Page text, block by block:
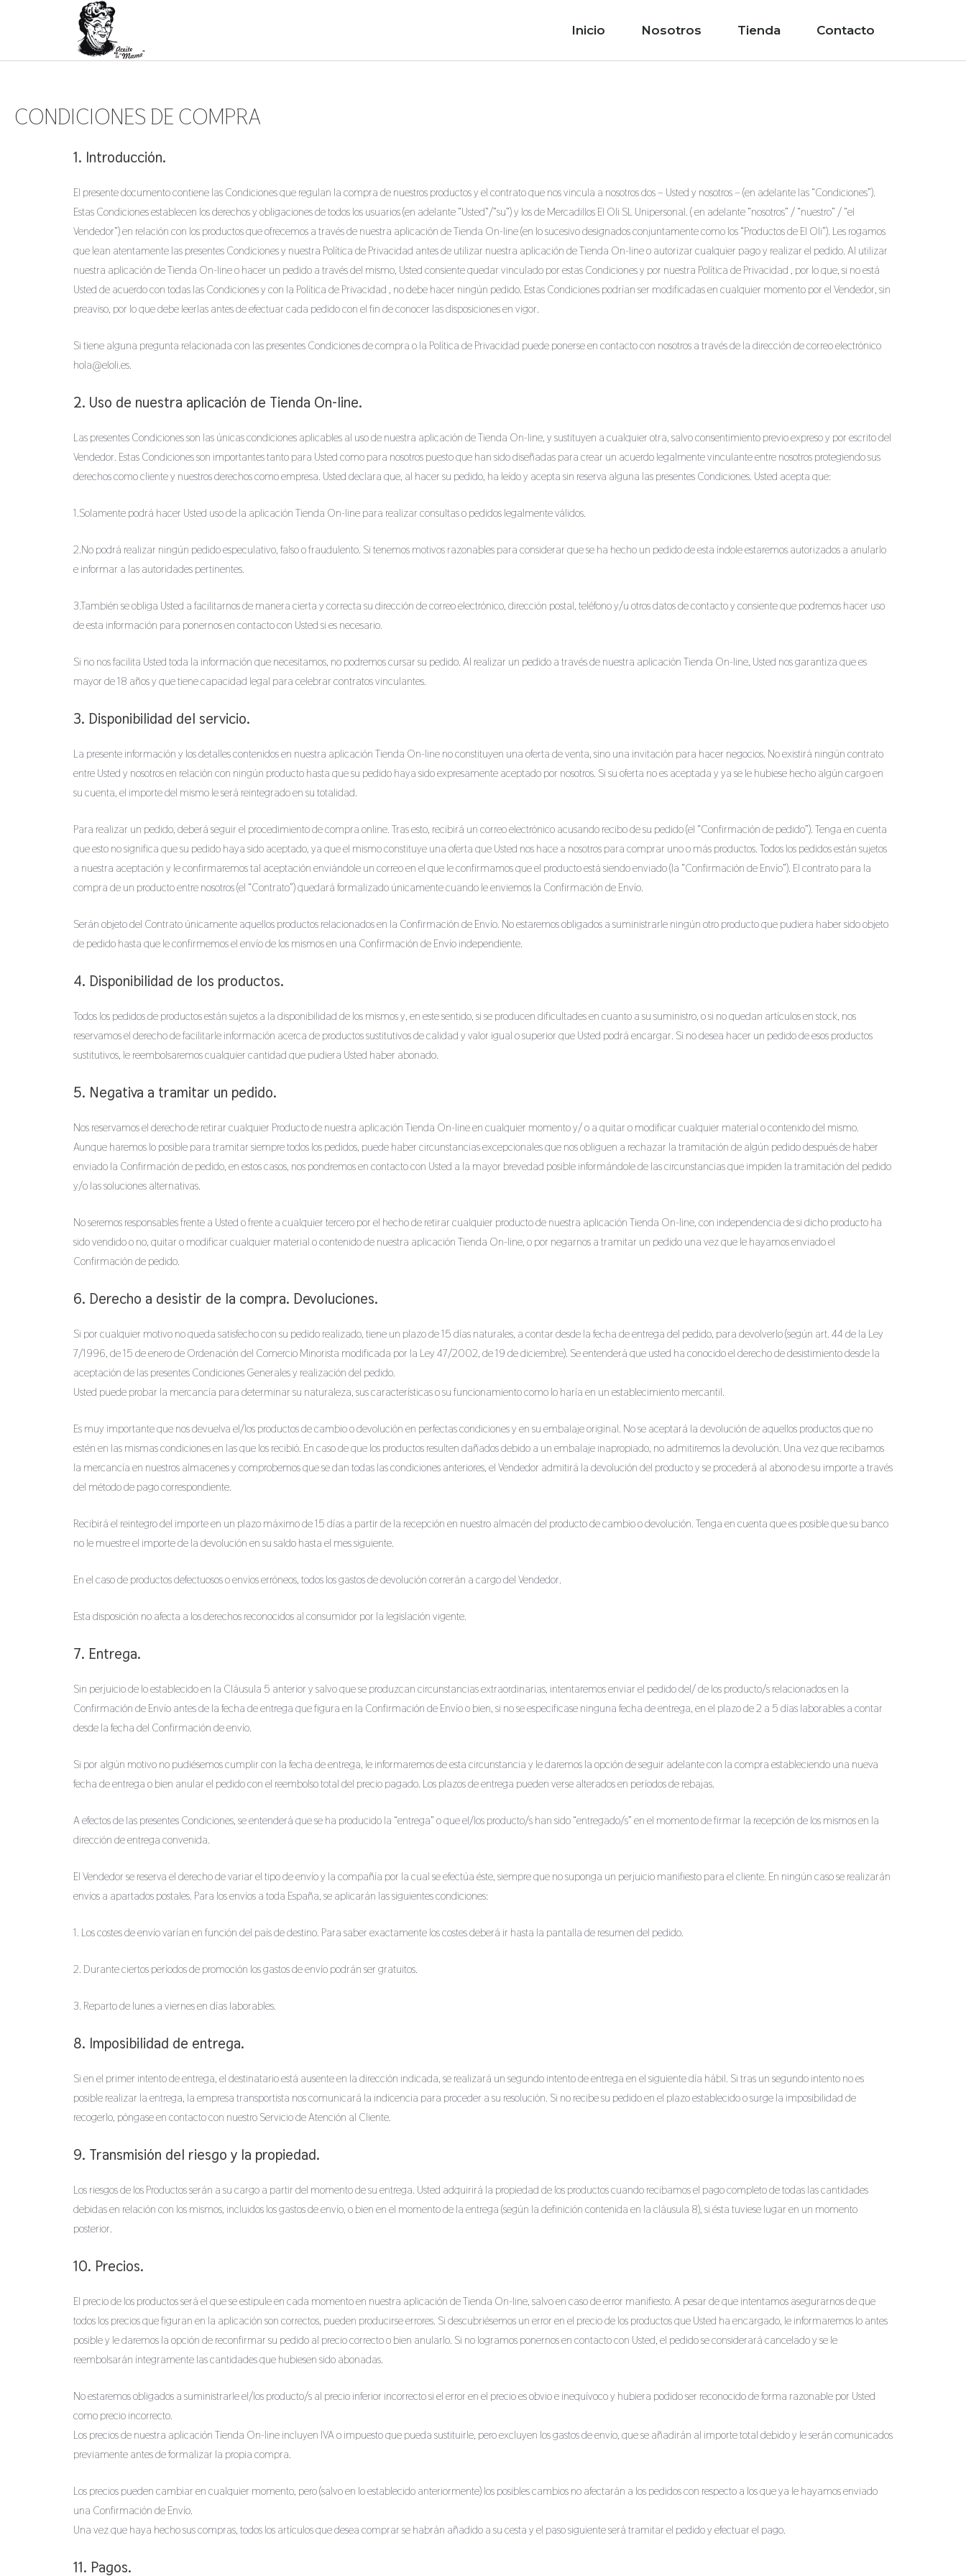
Inicio Nosotros Tienda Contacto
CONDICIONES DE COMPRA
1. Introducción.
El presente documento contiene las Condiciones que regulan la compra de nuestros productos y el contrato que nos vincula a nosotros dos – Usted y nosotros – (en adelante las “Condiciones”).
Estas Condiciones establecen los derechos y obligaciones de todos los usuarios (en adelante “Usted”/”su”) y los de Mercadillos El Oli SL Unipersonal. ( en adelante “nosotros” / “nuestro” / “el
Vendedor”) en relación con los productos que ofrecemos a través de nuestra aplicación de Tienda On-line (en lo sucesivo designados conjuntamente como los “Productos de El Oli”). Les rogamos
que lean atentamente las presentes Condiciones y nuestra Política de Privacidad antes de utilizar nuestra aplicación de Tienda On-line o autorizar cualquier pago y realizar el pedido. Al utilizar
nuestra aplicación de Tienda On-line o hacer un pedido a través del mismo, Usted consiente quedar vinculado por estas Condiciones y por nuestra Política de Privacidad , por lo que, si no está
Usted de acuerdo con todas las Condiciones y con la Política de Privacidad , no debe hacer ningún pedido. Estas Condiciones podrían ser modificadas en cualquier momento por el Vendedor, sin
preaviso, por lo que debe leerlas antes de efectuar cada pedido con el fin de conocer las disposiciones en vigor.
Si tiene alguna pregunta relacionada con las presentes Condiciones de compra o la Política de Privacidad puede ponerse en contacto con nosotros a través de la dirección de correo electrónico
hola@eloli.es.
2. Uso de nuestra aplicación de Tienda On-line.
Las presentes Condiciones son las únicas condiciones aplicables al uso de nuestra aplicación de Tienda On-line, y sustituyen a cualquier otra, salvo consentimiento previo expreso y por escrito del
Vendedor. Estas Condiciones son importantes tanto para Usted como para nosotros puesto que han sido diseñadas para crear un acuerdo legalmente vinculante entre nosotros protegiendo sus
derechos como cliente y nuestros derechos como empresa. Usted declara que, al hacer su pedido, ha leído y acepta sin reserva alguna las presentes Condiciones. Usted acepta que:
1.Solamente podrá hacer Usted uso de la aplicación Tienda On-line para realizar consultas o pedidos legalmente válidos.
2.No podrá realizar ningún pedido especulativo, falso o fraudulento. Si tenemos motivos razonables para considerar que se ha hecho un pedido de esta índole estaremos autorizados a anularlo
e informar a las autoridades pertinentes.
3.También se obliga Usted a facilitarnos de manera cierta y correcta su dirección de correo electrónico, dirección postal, teléfono y/u otros datos de contacto y consiente que podremos hacer uso
de esta información para ponernos en contacto con Usted si es necesario.
Si no nos facilita Usted toda la información que necesitamos, no podremos cursar su pedido. Al realizar un pedido a través de nuestra aplicación Tienda On-line, Usted nos garantiza que es
mayor de 18 años y que tiene capacidad legal para celebrar contratos vinculantes.
3. Disponibilidad del servicio.
La presente información y los detalles contenidos en nuestra aplicación Tienda On-line no constituyen una oferta de venta, sino una invitación para hacer negocios. No existirá ningún contrato
entre Usted y nosotros en relación con ningún producto hasta que su pedido haya sido expresamente aceptado por nosotros. Si su oferta no es aceptada y ya se le hubiese hecho algún cargo en
su cuenta, el importe del mismo le será reintegrado en su totalidad.
Para realizar un pedido, deberá seguir el procedimiento de compra online. Tras esto, recibirá un correo electrónico acusando recibo de su pedido (el “Confirmación de pedido”). Tenga en cuenta
que esto no significa que su pedido haya sido aceptado, ya que el mismo constituye una oferta que Usted nos hace a nosotros para comprar uno o más productos. Todos los pedidos están sujetos
a nuestra aceptación y le confirmaremos tal aceptación enviándole un correo en el que le confirmamos que el producto está siendo enviado (la “Confirmación de Envío”). El contrato para la
compra de un producto entre nosotros (el “Contrato”) quedará formalizado únicamente cuando le enviemos la Confirmación de Envío.
Serán objeto del Contrato únicamente aquellos productos relacionados en la Confirmación de Envío. No estaremos obligados a suministrarle ningún otro producto que pudiera haber sido objeto
de pedido hasta que le confirmemos el envío de los mismos en una Confirmación de Envío independiente.
4. Disponibilidad de los productos.
Todos los pedidos de productos están sujetos a la disponibilidad de los mismos y, en este sentido, si se producen dificultades en cuanto a su suministro, o si no quedan artículos en stock, nos
reservamos el derecho de facilitarle información acerca de productos sustitutivos de calidad y valor igual o superior que Usted podrá encargar. Si no desea hacer un pedido de esos productos
sustitutivos, le reembolsaremos cualquier cantidad que pudiera Usted haber abonado.
5. Negativa a tramitar un pedido.
Nos reservamos el derecho de retirar cualquier Producto de nuestra aplicación Tienda On-line en cualquier momento y/ o a quitar o modificar cualquier material o contenido del mismo.
Aunque haremos lo posible para tramitar siempre todos los pedidos, puede haber circunstancias excepcionales que nos obliguen a rechazar la tramitación de algún pedido después de haber
enviado la Confirmación de pedido, en estos casos, nos pondremos en contacto con Usted a la mayor brevedad posible informándole de las circunstancias que impiden la tramitación del pedido
y/o las soluciones alternativas.
No seremos responsables frente a Usted o frente a cualquier tercero por el hecho de retirar cualquier producto de nuestra aplicación Tienda On-line, con independencia de si dicho producto ha
sido vendido o no, quitar o modificar cualquier material o contenido de nuestra aplicación Tienda On-line, o por negarnos a tramitar un pedido una vez que le hayamos enviado el
Confirmación de pedido.
6. Derecho a desistir de la compra. Devoluciones.
Si por cualquier motivo no queda satisfecho con su pedido realizado, tiene un plazo de 15 días naturales, a contar desde la fecha de entrega del pedido, para devolverlo (según art. 44 de la Ley
7/1996, de 15 de enero de Ordenación del Comercio Minorista modificada por la Ley 47/2002, de 19 de diciembre). Se entenderá que usted ha conocido el derecho de desistimiento desde la
aceptación de las presentes Condiciones Generales y realización del pedido.
Usted puede probar la mercancía para determinar su naturaleza, sus características o su funcionamiento como lo haría en un establecimiento mercantil.
Es muy importante que nos devuelva el/los productos de cambio o devolución en perfectas condiciones y en su embalaje original. No se aceptará la devolución de aquellos productos que no
estén en las mismas condiciones en las que los recibió. En caso de que los productos resulten dañados debido a un embalaje inapropiado, no admitiremos la devolución. Una vez que recibamos
la mercancía en nuestros almacenes y comprobemos que se dan todas las condiciones anteriores, el Vendedor admitirá la devolución del producto y se procederá al abono de su importe a través
del método de pago correspondiente.
Recibirá el reintegro del importe en un plazo máximo de 15 días a partir de la recepción en nuestro almacén del producto de cambio o devolución. Tenga en cuenta que es posible que su banco
no le muestre el importe de la devolución en su saldo hasta el mes siguiente.
En el caso de productos defectuosos o envíos erróneos, todos los gastos de devolución correrán a cargo del Vendedor.
Esta disposición no afecta a los derechos reconocidos al consumidor por la legislación vigente.
7. Entrega.
Sin perjuicio de lo establecido en la Cláusula 5 anterior y salvo que se produzcan circunstancias extraordinarias, intentaremos enviar el pedido del/ de los producto/s relacionados en la
Confirmación de Envío antes de la fecha de entrega que figura en la Confirmación de Envío o bien, si no se especificase ninguna fecha de entrega, en el plazo de 2 a 5 días laborables a contar
desde la fecha del Confirmación de envío.
Si por algún motivo no pudiésemos cumplir con la fecha de entrega, le informaremos de esta circunstancia y le daremos la opción de seguir adelante con la compra estableciendo una nueva
fecha de entrega o bien anular el pedido con el reembolso total del precio pagado. Los plazos de entrega pueden verse alterados en períodos de rebajas.
A efectos de las presentes Condiciones, se entenderá que se ha producido la “entrega” o que el/los producto/s han sido “entregado/s” en el momento de firmar la recepción de los mismos en la
dirección de entrega convenida.
El Vendedor se reserva el derecho de variar el tipo de envío y la compañía por la cual se efectúa éste, siempre que no suponga un perjuicio manifiesto para el cliente. En ningún caso se realizarán
envíos a apartados postales. Para los envíos a toda España, se aplicarán las siguientes condiciones:
1. Los costes de envío varían en función del país de destino. Para saber exactamente los costes deberá ir hasta la pantalla de resumen del pedido.
2. Durante ciertos períodos de promoción los gastos de envío podrán ser gratuitos.
3. Reparto de lunes a viernes en días laborables.
8. Imposibilidad de entrega.
Si en el primer intento de entrega, el destinatario está ausente en la dirección indicada, se realizará un segundo intento de entrega en el siguiente día hábil. Si tras un segundo intento no es
posible realizar la entrega, la empresa transportista nos comunicará la indicencia para proceder a su resolución. Si no recibe su pedido en el plazo establecido o surge la imposibilidad de
recogerlo, póngase en contacto con nuestro Servicio de Atención al Cliente.
9. Transmisión del riesgo y la propiedad.
Los riesgos de los Productos serán a su cargo a partir del momento de su entrega. Usted adquirirá la propiedad de los productos cuando recibamos el pago completo de todas las cantidades
debidas en relación con los mismos, incluidos los gastos de envío, o bien en el momento de la entrega (según la definición contenida en la cláusula 8), si ésta tuviese lugar en un momento
posterior.
10. Precios.
El precio de los productos será el que se estipule en cada momento en nuestra aplicación de Tienda On-line, salvo en caso de error manifiesto. A pesar de que intentamos asegurarnos de que
todos los precios que figuran en la aplicación son correctos, pueden producirse errores. Si descubriésemos un error en el precio de los productos que Usted ha encargado, le informaremos lo antes
posible y le daremos la opción de reconfirmar su pedido al precio correcto o bien anularlo. Si no logramos ponernos en contacto con Usted, el pedido se considerará cancelado y se le
reembolsarán íntegramente las cantidades que hubiesen sido abonadas.
No estaremos obligados a suministrarle el/los producto/s al precio inferior incorrecto si el error en el precio es obvio e inequívoco y hubiera podido ser reconocido de forma razonable por Usted
como precio incorrecto.
Los precios de nuestra aplicación Tienda On-line incluyen IVA o impuesto que pueda sustituirle, pero excluyen los gastos de envío, que se añadirán al importe total debido y le serán comunicados
previamente antes de formalizar la propia compra.
Los precios pueden cambiar en cualquier momento, pero (salvo en lo establecido anteriormente) los posibles cambios no afectarán a los pedidos con respecto a los que ya le hayamos enviado
una Confirmación de Envío.
Una vez que haya hecho sus compras, todos los artículos que desea comprar se habrán añadido a su cesta y el paso siguiente será tramitar el pedido y efectuar el pago.
11. Pagos.